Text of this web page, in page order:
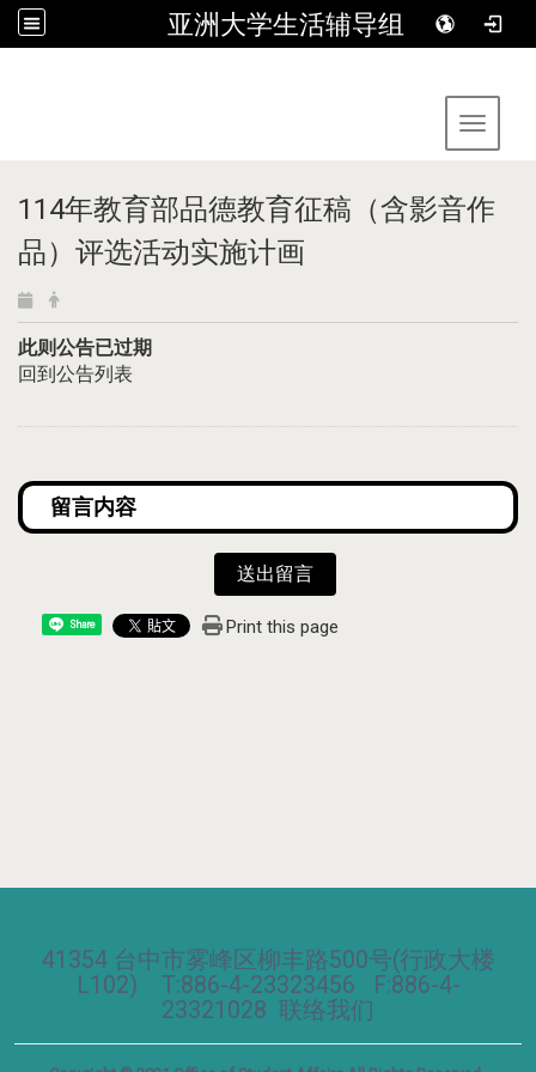
亚洲大学生活辅导组
Toggle
114年教育部品德教育征稿（含影音作
品）评选活动实施计画
此则公告已过期
回到公告列表
送出留言
Share Print this page
41354 台中市雾峰区柳丰路500号(行政大楼
L102) T:886-4-23323456 F:886-4-
23321028 联络我们